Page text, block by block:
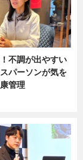
不調が出やすい
パーソンが気を
管理